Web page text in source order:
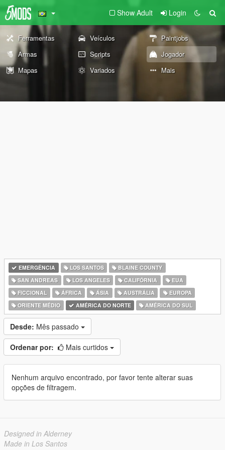
Show Adult Login
Ferramentas Veículos
Paintjobs
Armas
Scripts
Jogador
Mapas
Variados Mais
EMERGÊNCIA LOS SANTOS
BLAINE COUNTY
SAN ANDREAS
LOS ANGELES CALIFÓRNIA
EUA
FICCIONAL
ÁFRICA ÁSIA AUSTRÁLIA
EUROPA
ORIENTE MÉDIO
AMÉRICA DO NORTE AMÉRICA DO SUL
Desde: Mês passado
Ordenar por: Mais curtidos
Nenhum arquivo encontrado, por favor tente alterar suas
opções de filtragem.
Designed in Alderney
Made in Los Santos